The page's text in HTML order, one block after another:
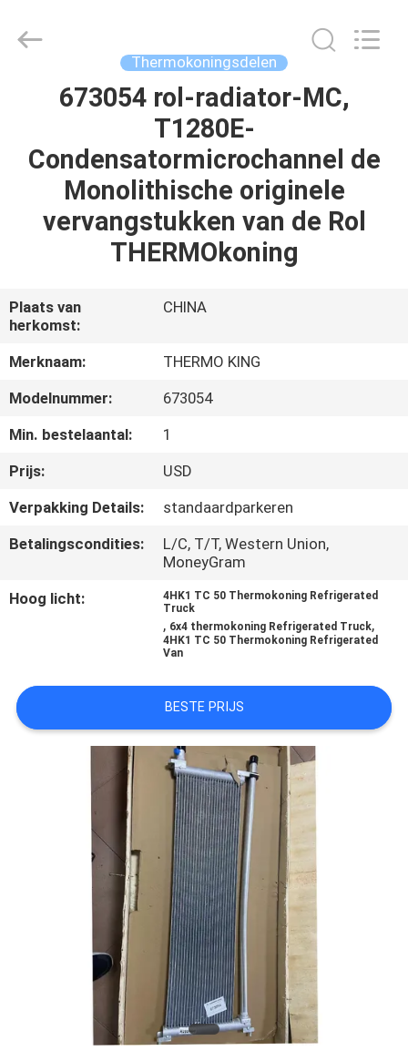
THUIS
PRODUCTEN
OVER
FABRIEKSTOCHT
KWALITEITSCONTROLE
CONTACT
MET
ONS
OP
NIEUWS
SITEMAP
PRIVACYBELEID
LIMITED.
Thermokoningsdelen
673054 rol-radiator-MC,
T1280E-
Condensatormicrochannel de
Monolithische originele
vervangstukken van de Rol
THERMOkoning
Plaats van
herkomst:
CHINA
Merknaam:
THERMO KING
Modelnummer:
673054
Min. bestelaantal:
1
Prijs:
USD
Verpakking Details:
standaardparkeren
Betalingscondities:
L/C, T/T, Western Union,
MoneyGram
Hoog licht:
4HK1 TC 50 Thermokoning Refrigerated
Truck
, 6x4 thermokoning Refrigerated Truck,
4HK1 TC 50 Thermokoning Refrigerated
Van
BESTE PRIJS